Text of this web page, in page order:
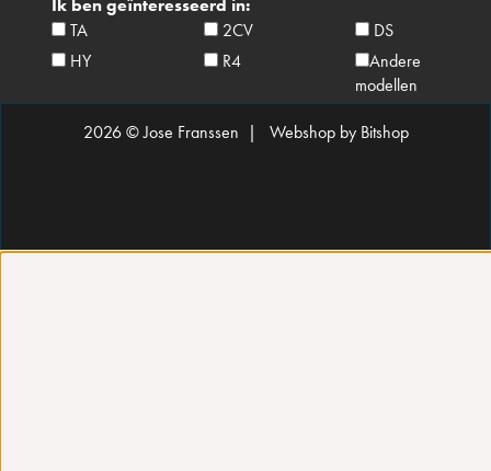
TA
2CV
DS
HY
R4
Andere
modellen
2026 © Jose Franssen | Webshop by Bitshop